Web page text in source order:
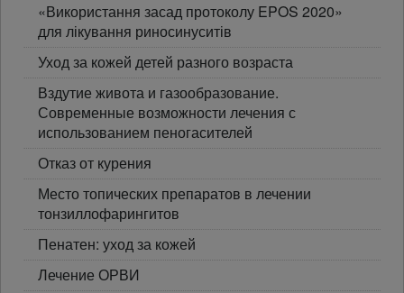
«Використання засад протоколу EPOS 2020»
для лікування риносинуситів
Уход за кожей детей разного возраста
Вздутие живота и газообразование.
Современные возможности лечения с
использованием пеногасителей
Отказ от курения
Место топических препаратов в лечении
тонзиллофарингитов
Пенатен: уход за кожей
Лечение ОРВИ